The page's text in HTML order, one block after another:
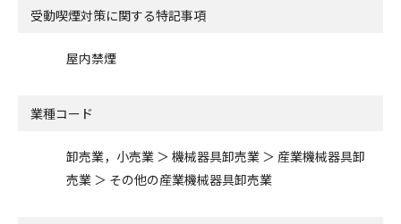
受動喫煙対策に関する特記事項
屋内禁煙
業種コード
卸売業，小売業 ＞ 機械器具卸売業 ＞ 産業機械器具卸
売業 ＞ その他の産業機械器具卸売業